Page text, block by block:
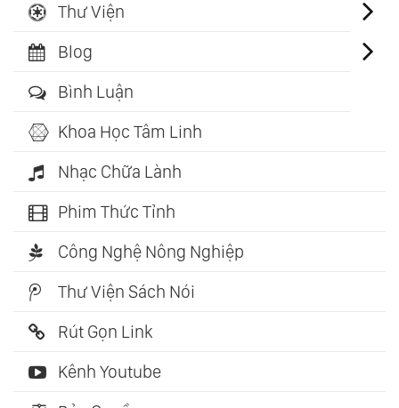
Thư Viện
Blog
Bình Luận
Khoa Học Tâm Linh
Nhạc Chữa Lành
Phim Thức Tỉnh
Công Nghệ Nông Nghiệp
Thư Viện Sách Nói
Rút Gọn Link
Kênh Youtube